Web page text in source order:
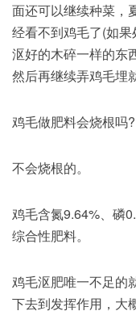
面还可以继续种菜，
经看不到鸡毛了(如
沤好的木碎一样的东
然后再继续弄鸡毛埋
鸡毛做肥料会烧根吗?
不会烧根的。
鸡毛含氮9.64%、磷
综合性肥料。
鸡毛沤肥唯一不足的
下去到发挥作用，大